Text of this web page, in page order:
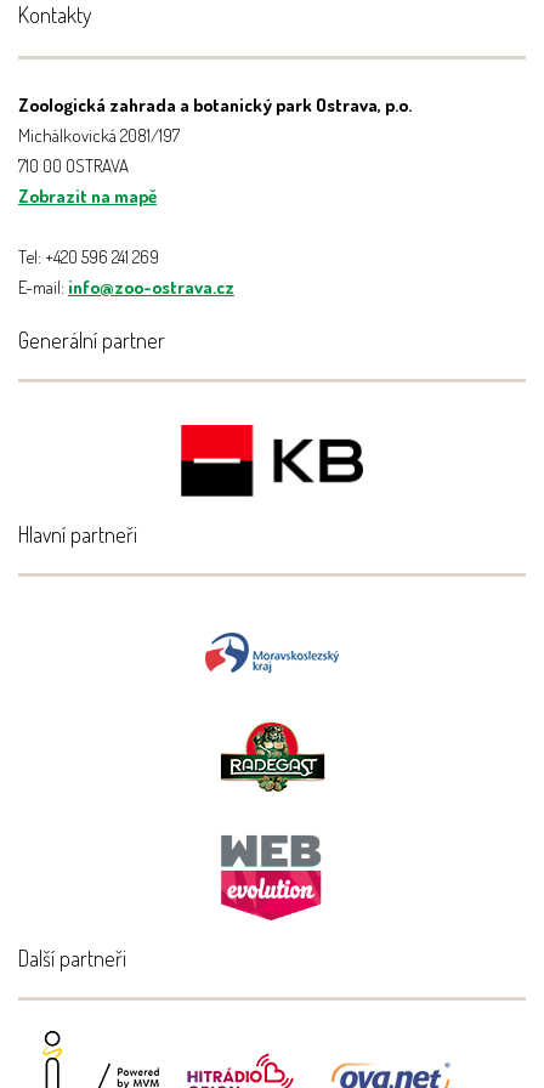
Kontakty
Zoologická zahrada a botanický park Ostrava, p.o.
Michálkovická 2081/197
710 00 OSTRAVA
Zobrazit na mapě
Tel: +420 596 241 269
E-mail: info@zoo-ostrava.cz
Generální partner
Hlavní partneři
Další partneři